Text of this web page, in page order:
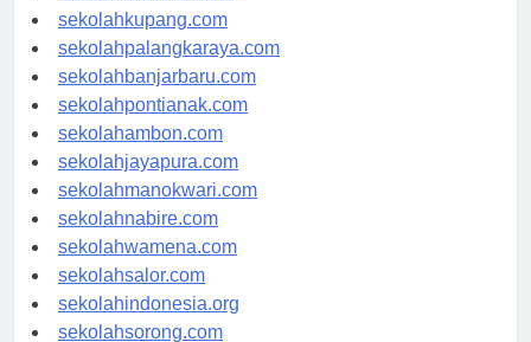
sekolahmanado.com
sekolahkupang.com
sekolahpalangkaraya.com
sekolahbanjarbaru.com
sekolahpontianak.com
sekolahambon.com
sekolahjayapura.com
sekolahmanokwari.com
sekolahnabire.com
sekolahwamena.com
sekolahsalor.com
sekolahindonesia.org